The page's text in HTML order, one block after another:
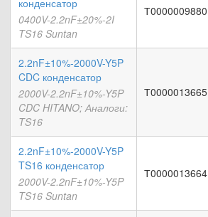
конденсатор
0400V-2.2nF±20%-2I
TS16 Suntan
Т0000009880
2.2nF±10%-2000V-Y5P
CDC конденсатор
2000V-2.2nF±10%-Y5P
CDC HITANO; Аналоги:
TS16
Т0000013665
2.2nF±10%-2000V-Y5P
TS16 конденсатор
2000V-2.2nF±10%-Y5P
TS16 Suntan
Т0000013664